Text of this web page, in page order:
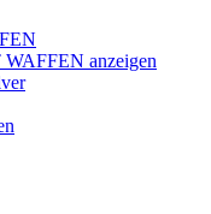
anzeigen